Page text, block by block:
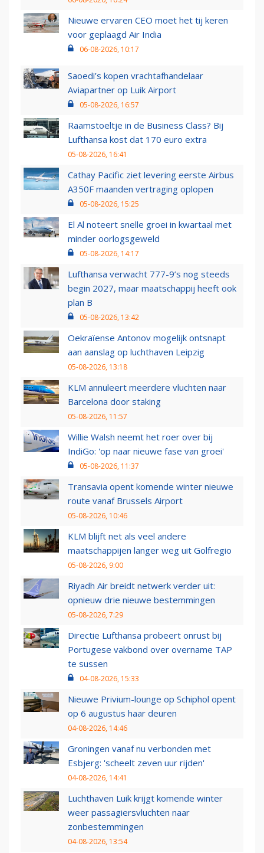
Nieuwe ervaren CEO moet het tij keren
voor geplaagd Air India
06-08-2026, 10:17
Saoedi’s kopen vrachtafhandelaar
Aviapartner op Luik Airport
05-08-2026, 16:57
Raamstoeltje in de Business Class? Bij
Lufthansa kost dat 170 euro extra
05-08-2026, 16:41
Cathay Pacific ziet levering eerste Airbus
A350F maanden vertraging oplopen
05-08-2026, 15:25
El Al noteert snelle groei in kwartaal met
minder oorlogsgeweld
05-08-2026, 14:17
Lufthansa verwacht 777-9’s nog steeds
begin 2027, maar maatschappij heeft ook
plan B
05-08-2026, 13:42
Oekraïense Antonov mogelijk ontsnapt
aan aanslag op luchthaven Leipzig
05-08-2026, 13:18
KLM annuleert meerdere vluchten naar
Barcelona door staking
05-08-2026, 11:57
Willie Walsh neemt het roer over bij
IndiGo: 'op naar nieuwe fase van groei'
05-08-2026, 11:37
Transavia opent komende winter nieuwe
route vanaf Brussels Airport
05-08-2026, 10:46
KLM blijft net als veel andere
maatschappijen langer weg uit Golfregio
05-08-2026, 9:00
Riyadh Air breidt netwerk verder uit:
opnieuw drie nieuwe bestemmingen
05-08-2026, 7:29
Directie Lufthansa probeert onrust bij
Portugese vakbond over overname TAP
te sussen
04-08-2026, 15:33
Nieuwe Privium-lounge op Schiphol opent
op 6 augustus haar deuren
04-08-2026, 14:46
Groningen vanaf nu verbonden met
Esbjerg: 'scheelt zeven uur rijden'
04-08-2026, 14:41
Luchthaven Luik krijgt komende winter
weer passagiersvluchten naar
zonbestemmingen
04-08-2026, 13:54